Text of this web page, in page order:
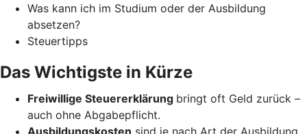
Was kann ich im Studium oder der Ausbildung
absetzen?
Steuertipps
Das Wichtigste in Kürze
Freiwillige Steuererklärung bringt oft Geld zurück –
auch ohne Abgabepflicht.
Ausbildungskosten sind je nach Art der Ausbildung